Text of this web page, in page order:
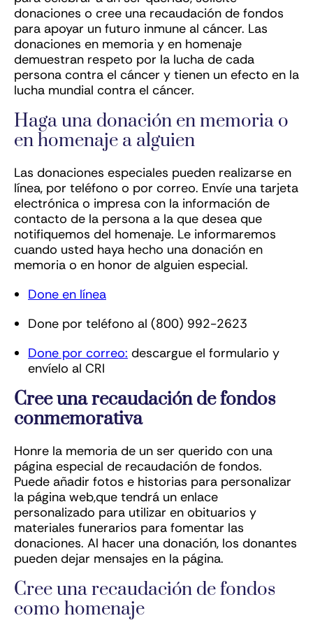
donaciones o cree una recaudación de fondos
para apoyar un futuro inmune al cáncer. Las
donaciones en memoria y en homenaje
demuestran respeto por la lucha de cada
persona contra el cáncer y tienen un efecto en la
lucha mundial contra el cáncer.
Haga una donación en memoria o
en homenaje a alguien
Las donaciones especiales pueden realizarse en
línea, por teléfono o por correo. Envíe una tarjeta
electrónica o impresa con la información de
contacto de la persona a la que desea que
notifiquemos del homenaje. Le informaremos
cuando usted haya hecho una donación en
memoria o en honor de alguien especial.
Done en línea
Done por teléfono al (800) 992-2623
Done por correo: descargue el formulario y
envíelo al CRI
Cree una recaudación de fondos
conmemorativa
Honre la memoria de un ser querido con una
página especial de recaudación de fondos.
Puede añadir fotos e historias para personalizar
la página web,que tendrá un enlace
personalizado para utilizar en obituarios y
materiales funerarios para fomentar las
donaciones. Al hacer una donación, los donantes
pueden dejar mensajes en la página.
Cree una recaudación de fondos
como homenaje